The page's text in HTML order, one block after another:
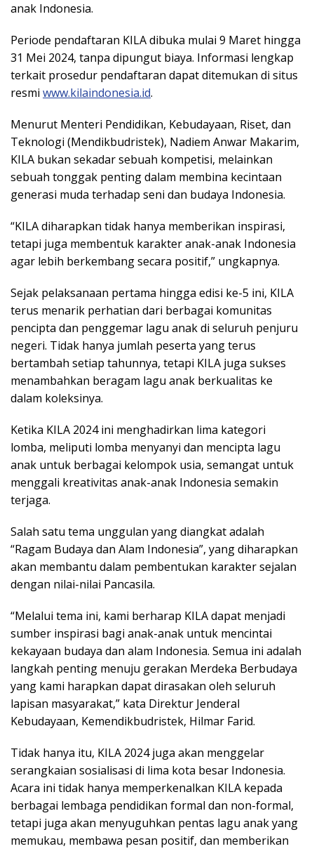
anak Indonesia.
Periode pendaftaran KILA dibuka mulai 9 Maret hingga
31 Mei 2024, tanpa dipungut biaya. Informasi lengkap
terkait prosedur pendaftaran dapat ditemukan di situs
resmi www.kilaindonesia.id.
Menurut Menteri Pendidikan, Kebudayaan, Riset, dan
Teknologi (Mendikbudristek), Nadiem Anwar Makarim,
KILA bukan sekadar sebuah kompetisi, melainkan
sebuah tonggak penting dalam membina kecintaan
generasi muda terhadap seni dan budaya Indonesia.
“KILA diharapkan tidak hanya memberikan inspirasi,
tetapi juga membentuk karakter anak-anak Indonesia
agar lebih berkembang secara positif,” ungkapnya.
Sejak pelaksanaan pertama hingga edisi ke-5 ini, KILA
terus menarik perhatian dari berbagai komunitas
pencipta dan penggemar lagu anak di seluruh penjuru
negeri. Tidak hanya jumlah peserta yang terus
bertambah setiap tahunnya, tetapi KILA juga sukses
menambahkan beragam lagu anak berkualitas ke
dalam koleksinya.
Ketika KILA 2024 ini menghadirkan lima kategori
lomba, meliputi lomba menyanyi dan mencipta lagu
anak untuk berbagai kelompok usia, semangat untuk
menggali kreativitas anak-anak Indonesia semakin
terjaga.
Salah satu tema unggulan yang diangkat adalah
“Ragam Budaya dan Alam Indonesia”, yang diharapkan
akan membantu dalam pembentukan karakter sejalan
dengan nilai-nilai Pancasila.
“Melalui tema ini, kami berharap KILA dapat menjadi
sumber inspirasi bagi anak-anak untuk mencintai
kekayaan budaya dan alam Indonesia. Semua ini adalah
langkah penting menuju gerakan Merdeka Berbudaya
yang kami harapkan dapat dirasakan oleh seluruh
lapisan masyarakat,” kata Direktur Jenderal
Kebudayaan, Kemendikbudristek, Hilmar Farid.
Tidak hanya itu, KILA 2024 juga akan menggelar
serangkaian sosialisasi di lima kota besar Indonesia.
Acara ini tidak hanya memperkenalkan KILA kepada
berbagai lembaga pendidikan formal dan non-formal,
tetapi juga akan menyuguhkan pentas lagu anak yang
memukau, membawa pesan positif, dan memberikan